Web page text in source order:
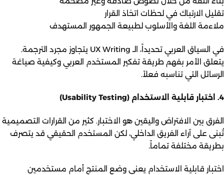
تقليل الارتباك في لحظات اتخاذ القرار
ملاءمة اللغة والأسلوب لطبيعة الجمهور المستهدف
في السياق العربي تحديداً، الـ UX Writing يتجاوز مجرد الترجمة.
يتعلق الأمر بفهم طريقة تفكير المستخدم العربي وكيفية صياغة
الرسائل التي تناسبه فعلاً.
4. اختبار قابلية الاستخدام (Usability Testing)
الفرق بين الافتراض واليقين هو الاختبار. كثير من القرارات التصميمية
تُبنى على آراء الفريق الداخلي، لكن المستخدم الحقيقي قد يتصرف
بطريقة مختلفة تماماً.
اختبار قابلية الاستخدام يعني وضع المنتج أمام مستخدمين